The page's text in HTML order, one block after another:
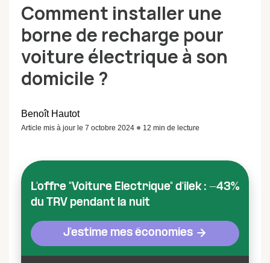
Comment installer une
borne de recharge pour
voiture électrique à son
domicile ?
Benoît Hautot
Article mis à jour le 7 octobre 2024 12 min de lecture
L'offre "Voiture Electrique" d'ilek : -43%
du TRV pendant la nuit
J'estime mes économies